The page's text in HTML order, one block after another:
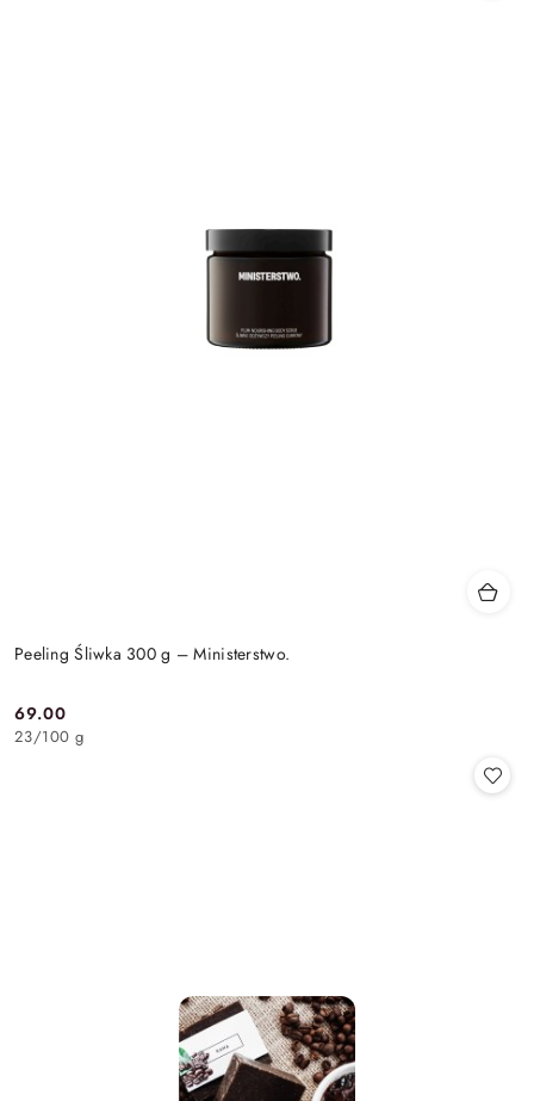
Peeling Śliwka 300 g – Ministerstwo.
Cena:
69.00
23/100 g